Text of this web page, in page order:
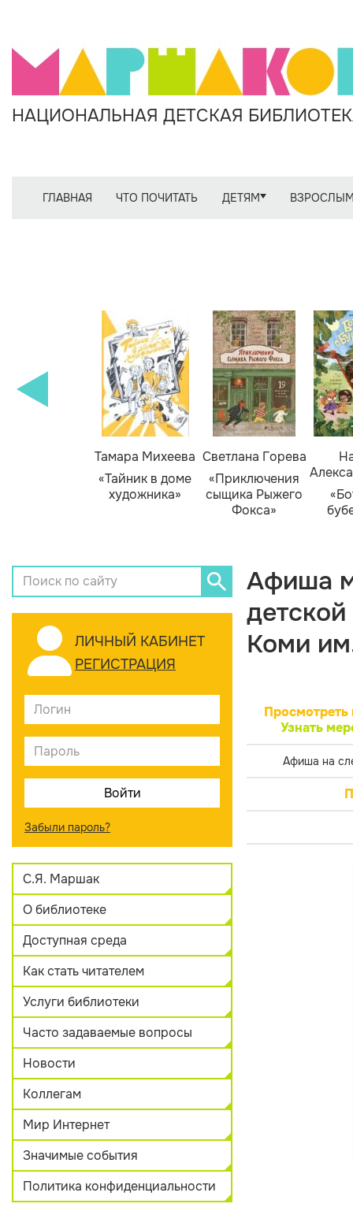
НАЦИОНАЛЬНАЯ ДЕТСКАЯ
ГЛАВНАЯ ЧТО ПОЧИТАТЬ ДЕТЯМ
Тамара Михеева
«Тайник в доме
художника»
Светлана Горева
«Приключения
сыщика Рыжего
Фокса»
ЛИЧНЫЙ КАБИНЕТ
РЕГИСТРАЦИЯ
Забыли пароль?
С.Я. Маршак
О библиотеке
Доступная среда
Как стать читателем
Услуги библиотеки
Часто задаваемые вопросы
Новости
Коллегам
Мир Интернет
Значимые события
Политика конфиденциальности
Афиша
Коми
Просмотреть
Узнать
Афиша на